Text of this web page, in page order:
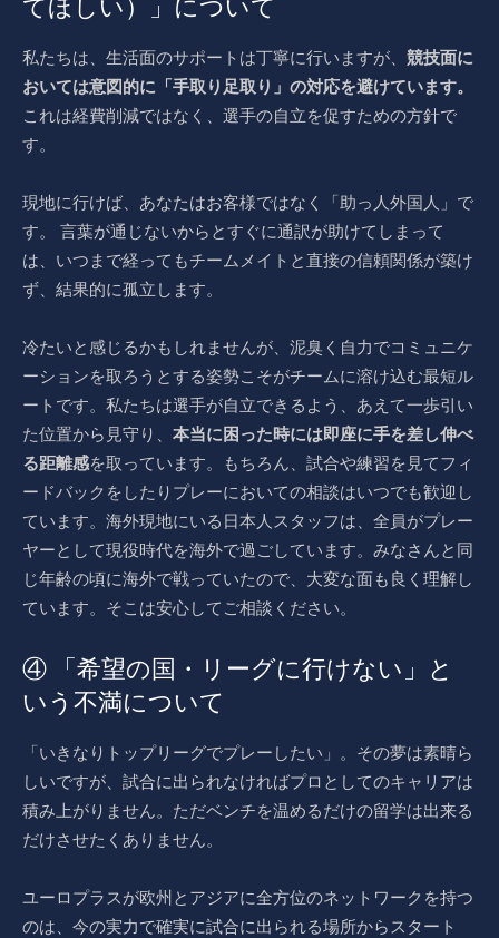
てほしい）」について
私たちは、生活面のサポートは丁寧に行いますが、 競技面に
おいては意図的に「手取り足取り」の対応を避けています。
これは経費削減ではなく、選手の自立を促すための方針で
す。
現地に行けば、あなたはお客様ではなく「助っ人外国人」で
す。 言葉が通じないからとすぐに通訳が助けてしまって
は、いつまで経ってもチームメイトと直接の信頼関係が築け
ず、結果的に孤立します。
冷たいと感じるかもしれませんが、泥臭く自力でコミュニケ
ーションを取ろうとする姿勢こそがチームに溶け込む最短ル
ートです。私たちは選手が自立できるよう、あえて一歩引い
た位置から見守り、 本当に困った時には即座に手を差し伸べ
る距離感を取っています。もちろん、試合や練習を見てフィ
ードバックをしたりプレーにおいての相談はいつでも歓迎し
ています。海外現地にいる日本人スタッフは、全員がプレー
ヤーとして現役時代を海外で過ごしています。みなさんと同
じ年齢の頃に海外で戦っていたので、大変な面も良く理解し
ています。そこは安心してご相談ください。
④ 「希望の国・リーグに行けない」と
いう不満について
「いきなりトップリーグでプレーしたい」。その夢は素晴ら
しいですが、試合に出られなければプロとしてのキャリアは
積み上がりません。ただベンチを温めるだけの留学は出来る
だけさせたくありません。
ユーロプラスが欧州とアジアに全方位のネットワークを持つ
のは、今の実力で確実に試合に出られる場所からスタート